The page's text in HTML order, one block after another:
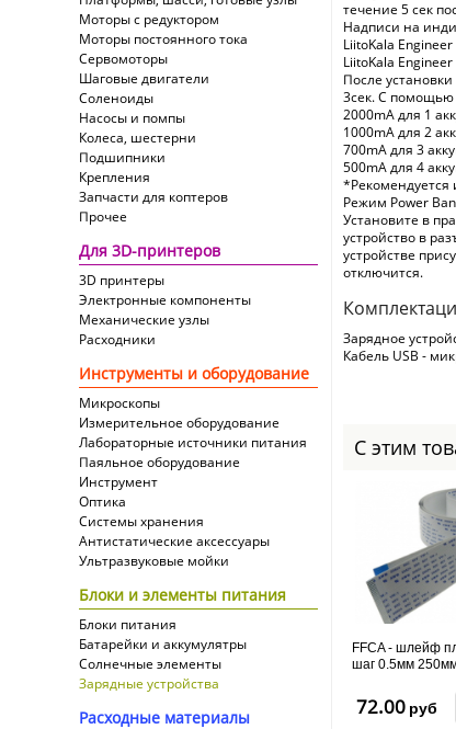
Моторы с редуктором
Моторы постоянного тока
Сервомоторы
Шаговые двигатели
Соленоиды
Насосы и помпы
Колеса, шестерни
Подшипники
Крепления
Запчасти для коптеров
Прочее
Для 3D-принтеров
3D принтеры
Электронные компоненты
Механические узлы
Расходники
Инструменты и оборудование
Микроскопы
Измерительное оборудование
Лабораторные источники питания
Паяльное оборудование
Инструмент
Оптика
Системы хранения
Антистатические аксессуары
Ультразвуковые мойки
Блоки и элементы питания
Блоки питания
Батарейки и аккумулятры
Солнечные элементы
Зарядные устройства
Расходные материалы
течение 5 сек
Надписи на
LiitoKala
LiitoKala
После
3сек. С помощью
2000mA для 1
1000mA для 2
700mA для 3
500mA для 4
*Рекомендуется
Режим Power
Установите в
устройство в
устройстве
отключится.
Зарядное
Кабель USB -
С этим
FFCA - шлейф
шаг 0.5мм
72.00 руб